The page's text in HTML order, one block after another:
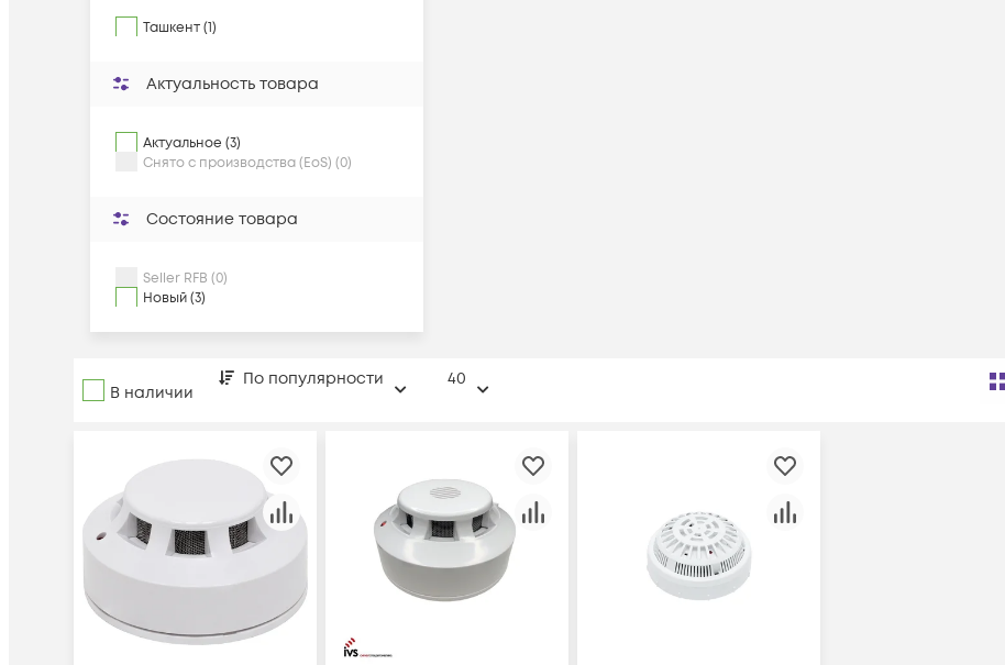
Ташкент (1)
Актуальность товара
Актуальное (3)
Снято с производства (EoS) (0)
Состояние товара
Seller RFB (0)
Новый (3)
В наличии
По популярности 40